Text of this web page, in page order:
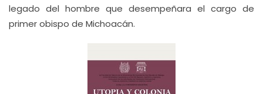
legado del hombre que desempeñara el cargo de
primer obispo de Michoacán.